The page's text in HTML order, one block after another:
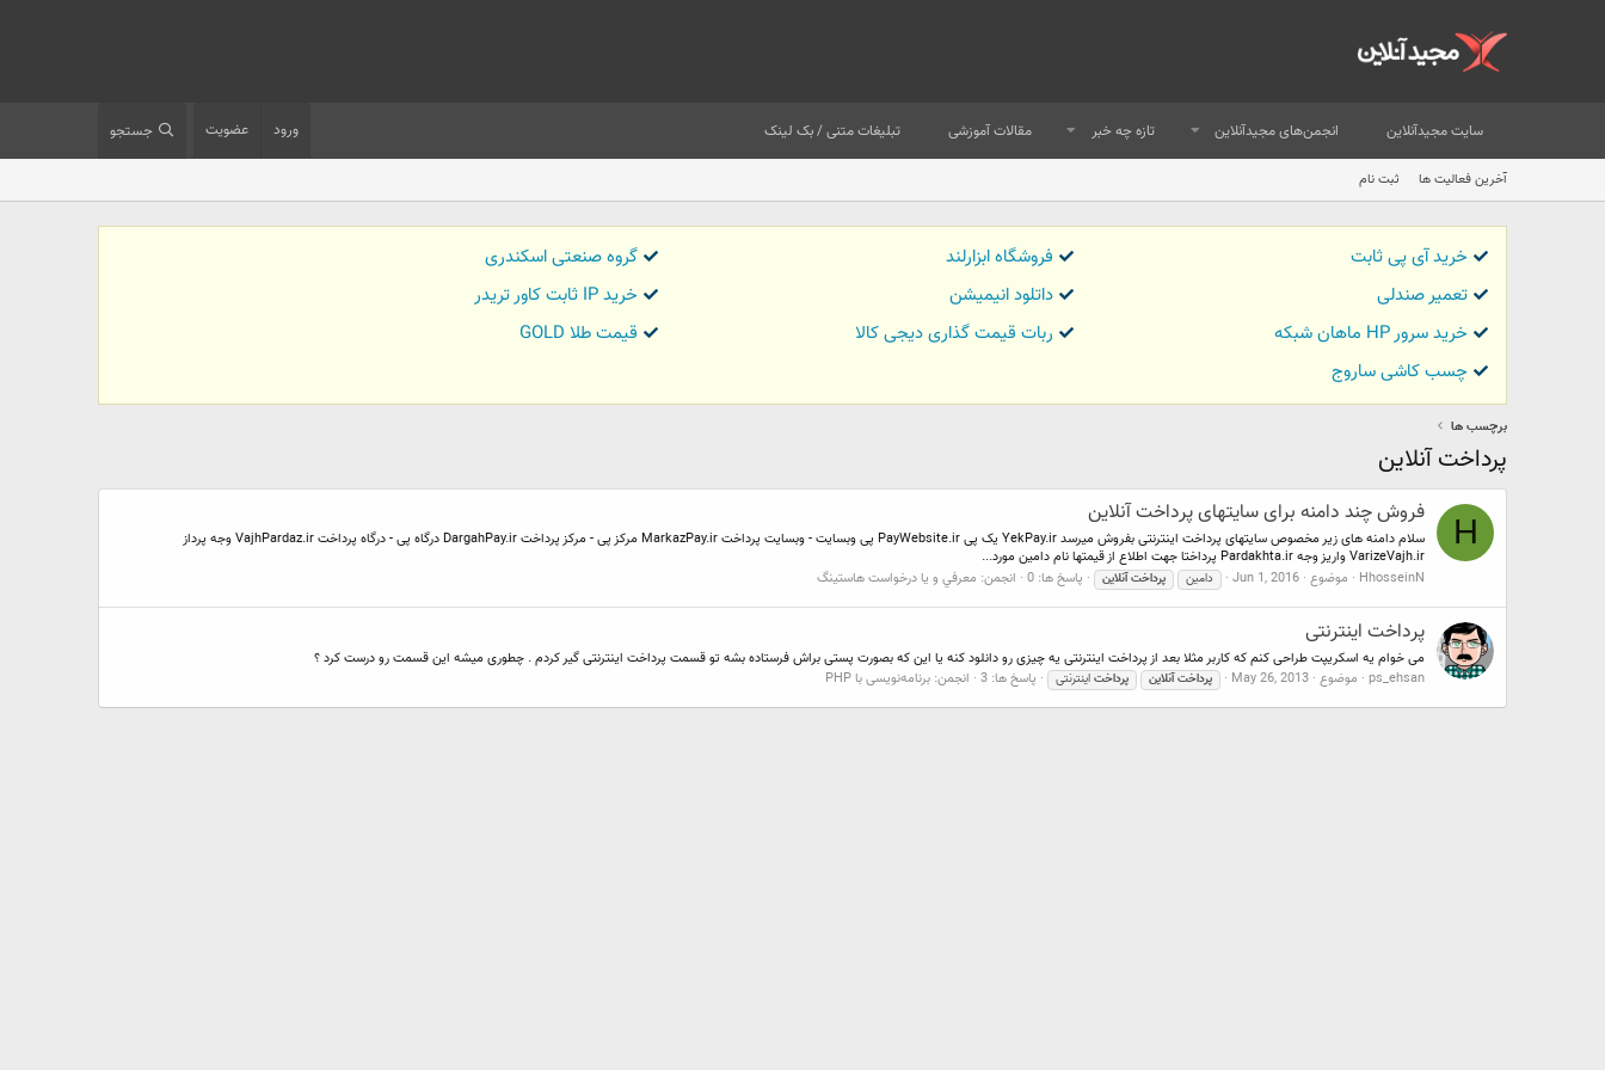
سایت مجیدآنلاین انجمن‌های مجیدآنلاین تازه چه خبر مقالات آموزشی تبلیغات متنی / بک لینک ورود عضویت جستجو
آخرین فعالیت ها ثبت نام
خرید آی پی ثابت فروشگاه ابزارلند
گروه صنعتی اسکندری
تعمیر صندلی
داتلود انیمیشن
خرید IP ثابت کاور تریدر
خرید سرور HP ماهان شبکه
ربات قیمت گذاری دیجی کالا
قیمت طلا GOLD
چسب کاشی ساروج
برچسب ها
پرداخت آنلاین
H
فروش چند دامنه برای سایتهای پرداخت آنلاین
سلام دامنه های زیر مخصوص سایتهای پرداخت اینترنتی بفروش میرسد YekPay.ir یک پی PayWebsite.ir پی وبسایت - وبسایت پرداخت MarkazPay.ir مرکز پی - مرکز پرداخت DargahPay.ir درگاه پی - درگاه پرداخت VajhPardaz.ir وجه پرداز
VarizeVajh.ir واریز وجه Pardakhta.ir پرداختا جهت اطلاع از قیمتها نام دامین مورد...
HhosseinN
موضوع Jun 1, 2016 دامین پرداخت آنلاین پاسخ ها: 0 انجمن: معرفي و يا درخواست هاستينگ
پرداخت اینترنتی
می خوام یه اسکریپت طراحی کنم که کاربر مثلا بعد از پرداخت اینترنتی یه چیزی رو دانلود کنه یا این که بصورت پستی براش فرستاده بشه تو قسمت پرداخت اینترنتی گیر کردم . چطوری میشه این قسمت رو درست کرد ؟
ps_ehsan موضوع May 26, 2013 پرداخت آنلاین پرداخت اینترنتی پاسخ ها: 3 انجمن: برنامه‌نویسی با PHP